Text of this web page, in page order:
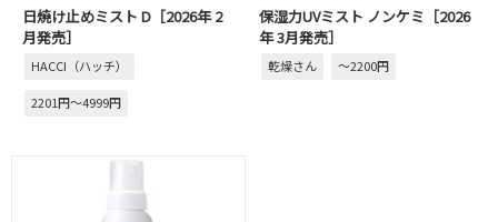
日焼け止めミスト D［2026年 2
月発売］
HACCI（ハッチ）
2201円～4999円
保湿力UVミスト ノンケミ［2026
年 3月発売］
乾燥さん ～2200円